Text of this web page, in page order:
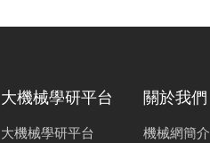
大機械學研平台
大機械學研平台
關於我們
機械網簡介